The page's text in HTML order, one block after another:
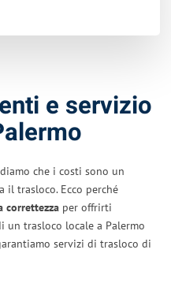
e servizio
che i costi sono un
il trasloco. Ecco perché
correttezza per offrirti
un trasloco locale a Palermo
servizi di trasloco di